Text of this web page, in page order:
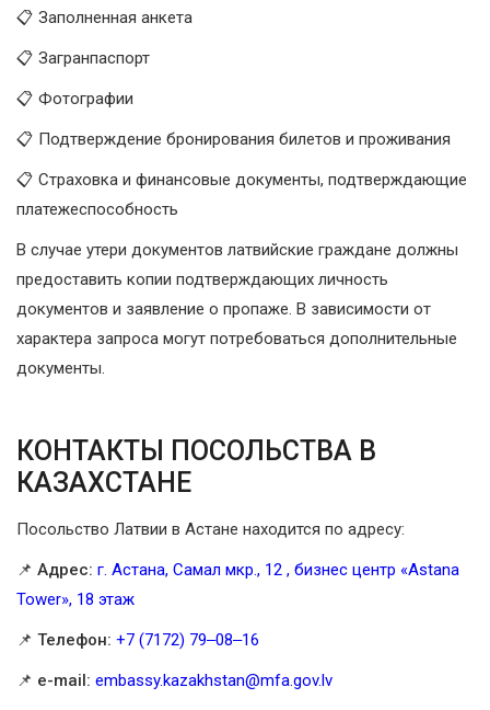
📋 Заполненная анкета
📋 Загранпаспорт
📋 Фотографии
📋 Подтверждение бронирования билетов и проживания
📋 Страховка и финансовые документы, подтверждающие
платежеспособность
В случае утери документов латвийские граждане должны
предоставить копии подтверждающих личность
документов и заявление о пропаже. В зависимости от
характера запроса могут потребоваться дополнительные
документы.
КОНТАКТЫ ПОСОЛЬСТВА В
КАЗАХСТАНЕ
Посольство Латвии в Астане находится по адресу:
📌 Адрес: г. Астана, Самал мкр., 12 , бизнес центр «Astana
Tower», 18 этаж
📌 Телефон: +7 (7172) 79‒08‒16
📌 e-mail: embassy.kazakhstan@mfa.gov.lv